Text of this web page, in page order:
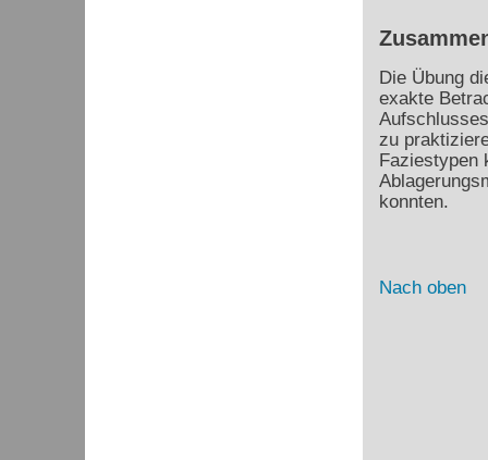
Die Übung
exakte
zu
Faziestypen
konnten.
Nach oben